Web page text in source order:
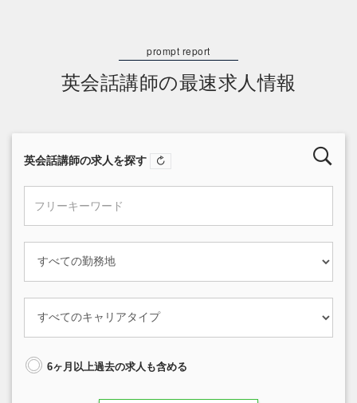
英会話講師の最速求人情報
英会話講師の求人を探す
6ヶ月以上過去の求人も含める